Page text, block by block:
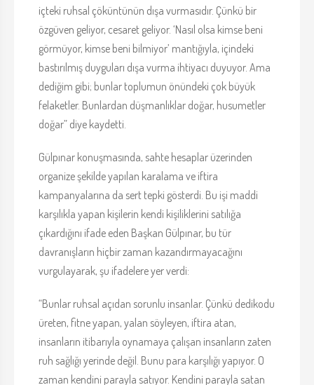
içteki ruhsal çöküntünün dışa vurmasıdır. Çünkü bir
özgüven geliyor, cesaret geliyor. ‘Nasıl olsa kimse beni
görmüyor, kimse beni bilmiyor’ mantığıyla, içindeki
bastırılmış duyguları dışa vurma ihtiyacı duyuyor. Ama
dediğim gibi; bunlar toplumun önündeki çok büyük
felaketler. Bunlardan düşmanlıklar doğar, husumetler
doğar” diye kaydetti.
Gülpınar konuşmasında, sahte hesaplar üzerinden
organize şekilde yapılan karalama ve iftira
kampanyalarına da sert tepki gösterdi. Bu işi maddi
karşılıkla yapan kişilerin kendi kişiliklerini satılığa
çıkardığını ifade eden Başkan Gülpınar, bu tür
davranışların hiçbir zaman kazandırmayacağını
vurgulayarak, şu ifadelere yer verdi:
“Bunlar ruhsal açıdan sorunlu insanlar. Çünkü dedikodu
üreten, fitne yapan, yalan söyleyen, iftira atan,
insanların itibarıyla oynamaya çalışan insanların zaten
ruh sağlığı yerinde değil. Bunu para karşılığı yapıyor. O
zaman kendini parayla satıyor. Kendini parayla satan